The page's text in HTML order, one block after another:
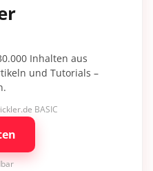
Inhalten aus
und Tutorials –
BASIC